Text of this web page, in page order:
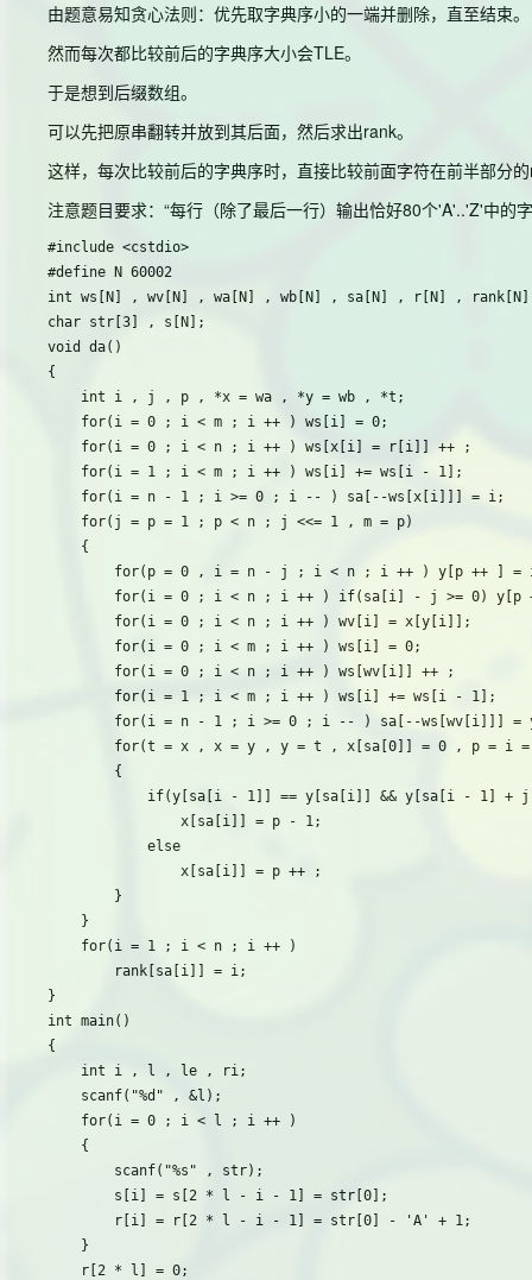
由题意易知贪心法则：优先取字典序小的一端并删除，直至结束。
然而每次都比较前后的字典序大小会TLE。
于是想到后缀数组。
可以先把原串翻转并放到其后面，然后求出rank。
这样，每次比较前后的字典序时，直接比较前面字符在前半部分
注意题目要求：“每行（除了最后一行）输出恰好80个'A'..'Z'中的
#include <cstdio>
#define N 60002
int ws[N] , wv[N] , wa[N] , wb[N] , sa[N] , r[N] ,
char str[3] , s[N];
void da()
{
    int i , j , p , *x = wa , *y = wb , *t;
    for(i = 0 ; i < m ; i ++ ) ws[i] = 0;
    for(i = 0 ; i < n ; i ++ ) ws[x[i] = r[i]] ++ ;
    for(i = 1 ; i < m ; i ++ ) ws[i] += ws[i - 1];
    for(i = n - 1 ; i >= 0 ; i -- ) sa[--ws[x[i]]] = i;
    for(j = p = 1 ; p < n ; j <<= 1 , m = p)
    {
for(p = 0 , i = n - j ; i < n ; i ++ ) y[p ++ ] =
for(i = 0 ; i < n ; i ++ ) if(sa[i] - j >= 0) y[p
        for(i = 0 ; i < n ; i ++ ) wv[i] = x[y[i]];
        for(i = 0 ; i < m ; i ++ ) ws[i] = 0;
        for(i = 0 ; i < n ; i ++ ) ws[wv[i]] ++ ;
        for(i = 1 ; i < m ; i ++ ) ws[i] += ws[i - 1];
for(i = n - 1 ; i >= 0 ; i -- ) sa[--ws[wv[i]]] =
for(t = x , x = y , y = t , x[sa[0]] = 0 , p = i
        {
if(y[sa[i - 1]] == y[sa[i]] && y[sa[i - 1] +
                x[sa[i]] = p - 1;
            else
                x[sa[i]] = p ++ ;
        }
    }
    for(i = 1 ; i < n ; i ++ )
        rank[sa[i]] = i;
}
int main()
{
    int i , l , le , ri;
    scanf("%d" , &l);
    for(i = 0 ; i < l ; i ++ )
    {
        scanf("%s" , str);
        s[i] = s[2 * l - i - 1] = str[0];
        r[i] = r[2 * l - i - 1] = str[0] - 'A' + 1;
    }
    r[2 * l] = 0;